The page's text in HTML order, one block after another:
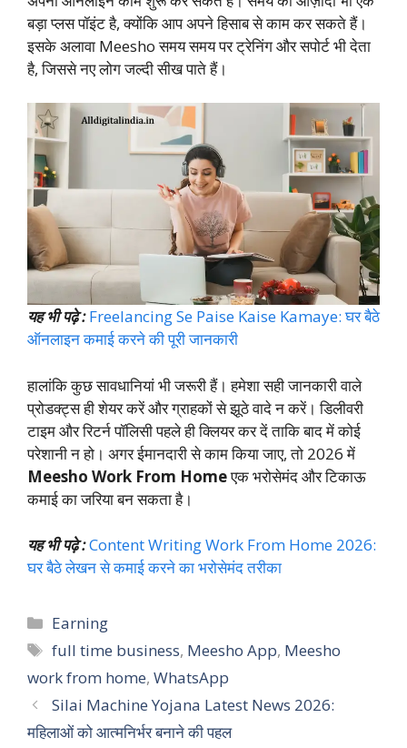
बड़ा प्लस पॉइंट है, क्योंकि आप अपने हिसाब से काम कर सकते हैं।
इसके अलावा Meesho समय समय पर ट्रेनिंग और सपोर्ट भी देता
है, जिससे नए लोग जल्दी सीख पाते हैं।
यह भी पढ़े : Freelancing Se Paise Kaise Kamaye: घर बैठे
ऑनलाइन कमाई करने की पूरी जानकारी
हालांकि कुछ सावधानियां भी जरूरी हैं। हमेशा सही जानकारी वाले
प्रोडक्ट्स ही शेयर करें और ग्राहकों से झूठे वादे न करें। डिलीवरी
टाइम और रिटर्न पॉलिसी पहले ही क्लियर कर दें ताकि बाद में कोई
परेशानी न हो। अगर ईमानदारी से काम किया जाए, तो 2026 में
Meesho Work From Homeएक भरोसेमंद और टिकाऊ
कमाई का जरिया बन सकता है।
यह भी पढ़े :Content Writing Work From Home 2026:
घर बैठे लेखन से कमाई करने का भरोसेमंद तरीका
Categories
Earning
Tags
full time business, Meesho App, Meesho
work from home, WhatsApp
Silai Machine Yojana Latest News 2026:
महिलाओं को आत्मनिर्भर बनाने की पहल